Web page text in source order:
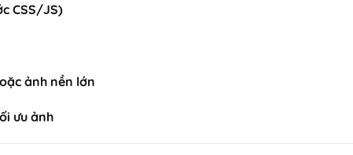
CSS/JS)
ảnh nền lớn
ưu ảnh